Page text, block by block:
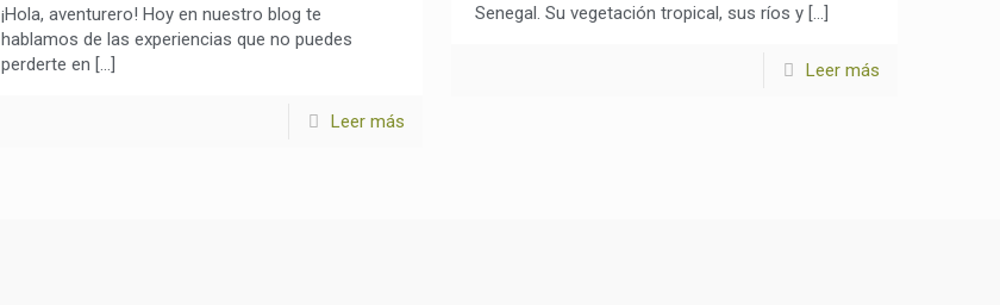
¡Hola, aventurero! Hoy en nuestro blog te
hablamos de las experiencias que no puedes
perderte en […]
Leer más
Senegal. Su vegetación tropical, sus ríos y […]
Leer más